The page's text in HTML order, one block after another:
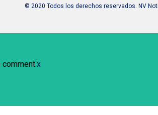
© 2020 Todos los derechos reservados. NV
x